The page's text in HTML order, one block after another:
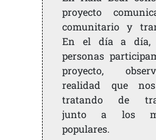
proyecto
comunitario y
En el día a día,
personas
proyecto,
realidad que
tratando de
junto a los
populares.